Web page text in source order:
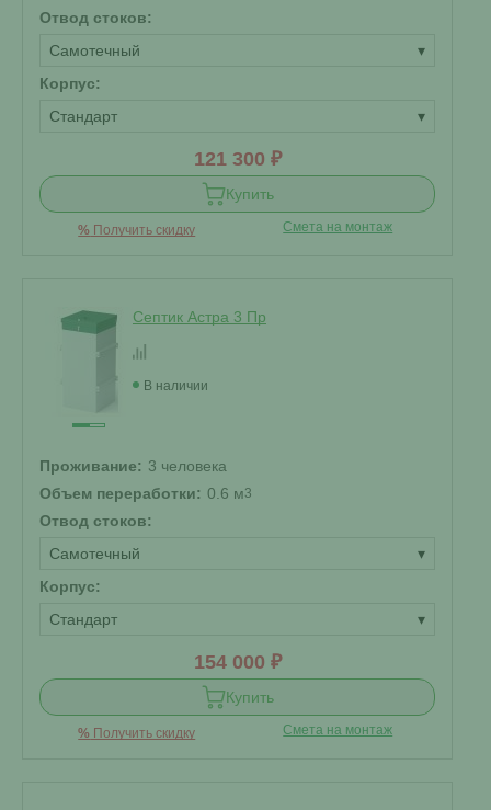
Отвод стоков:
Самотечный
▾
Корпус:
Стандарт
▾
121 300 ₽
Купить
% Получить скидку Смета на монтаж
Септик Астра 3 Пр
В наличии
Проживание: 3 человека
Объем переработки: 0.6 м3
Отвод стоков:
Самотечный
▾
Корпус:
Стандарт
▾
154 000 ₽
Купить
% Получить скидку Смета на монтаж